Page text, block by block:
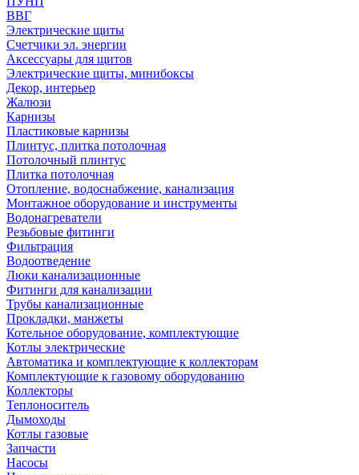
ВВГ
Электрические щиты
Счетчики эл. энергии
Аксессуары для щитов
Электрические щиты, минибоксы
Декор, интерьер
Жалюзи
Карнизы
Пластиковые карнизы
Плинтус, плитка потолочная
Потолочный плинтус
Плитка потолочная
Отопление, водоснабжение, канализация
Монтажное оборудование и инструменты
Водонагреватели
Резьбовые фитинги
Фильтрация
Водоотведение
Люки канализационные
Фитинги для канализации
Трубы канализационные
Прокладки, манжеты
Котельное оборудование, комплектующие
Котлы электрические
Автоматика и комплектующие к коллекторам
Комплектующие к газовому оборудованию
Коллекторы
Теплоноситель
Дымоходы
Котлы газовые
Запчасти
Насосы